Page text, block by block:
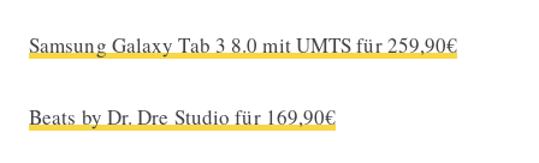
Samsung Galaxy Tab 3 8.0 mit UMTS für 259,90€
Beats by Dr. Dre Studio für 169,90€